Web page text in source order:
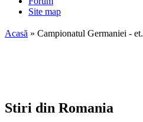
Site map
Acasă » Campionatul Germaniei -
Stiri din Romania